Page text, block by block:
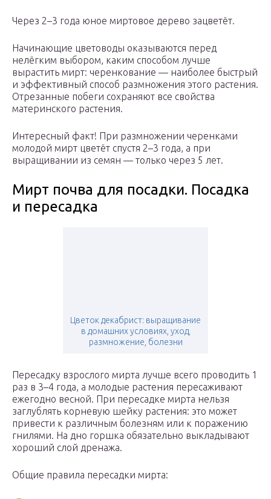
Через 2–3 года юное миртовое дерево зацветёт.
Начинающие цветоводы оказываются перед
нелёгким выбором, каким способом лучше
вырастить мирт: черенкование — наиболее быстрый
и эффективный способ размножения этого растения.
Отрезанные побеги сохраняют все свойства
материнского растения.
Интересный факт! При размножении черенками
молодой мирт цветёт спустя 2–3 года, а при
выращивании из семян — только через 5 лет.
Мирт почва для посадки. Посадка
и пересадка
Цветок декабрист: выращивание
в домашних условиях, уход,
размножение, болезни
Пересадку взрослого мирта лучше всего проводить 1
раз в 3–4 года, а молодые растения пересаживают
ежегодно весной. При пересадке мирта нельзя
заглублять корневую шейку растения: это может
привести к различным болезням или к поражению
гнилями. На дно горшка обязательно выкладывают
хороший слой дренажа.
Общие правила пересадки мирта: